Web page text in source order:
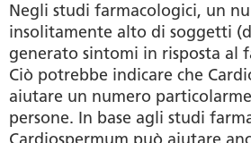
Negli studi farmacologici, un
insolitamente alto di soggetti
generato sintomi in risposta al
Ciò potrebbe indicare che
aiutare un numero
persone. In base agli studi